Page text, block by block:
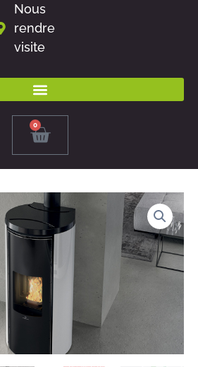
Nous
rendre
visite
0
Panier